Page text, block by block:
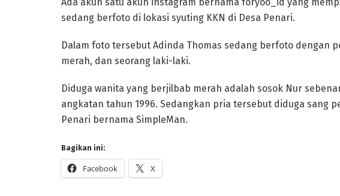
sedang berfoto di lokasi syuting KKN di Desa Penari.
Dalam foto tersebut Adinda Thomas sedang berfoto dengan
merah, dan seorang laki-laki.
Diduga wanita yang berjilbab merah adalah sosok Nur
angkatan tahun 1996. Sedangkan pria tersebut diduga sang
Penari bernama SimpleMan.
Bagikan ini:
Facebook X